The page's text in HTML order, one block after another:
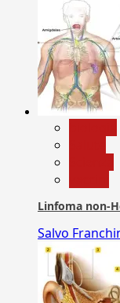
Linfoma non-
Salvo